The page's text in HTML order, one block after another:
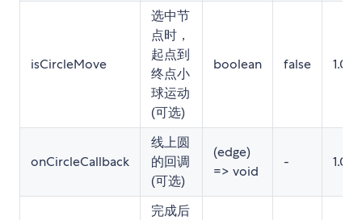
isCircleMove
选中节
点时，
起点到
终点小
球运动
(可选)
boolean false 1.0.7
onCircleCallback
线上圆
的回调
(可选)
(edge)
=> void
- 1.0.7
完成后